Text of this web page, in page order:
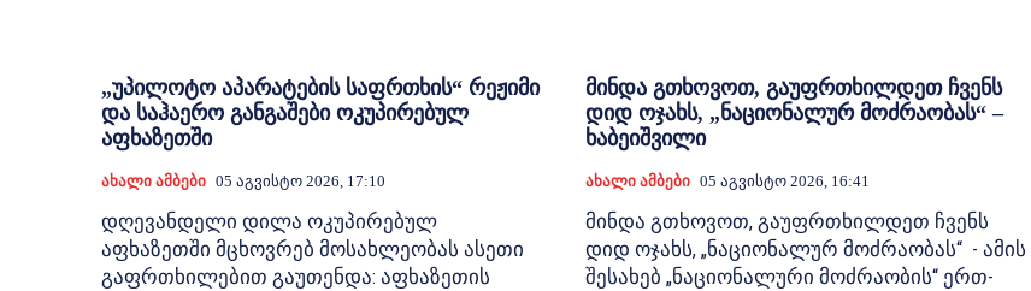
„უპილოტო აპარატების საფრთხის“ რეჟიმი
და საჰაერო განგაშები ოკუპირებულ
აფხაზეთში
Ახალი Ამბები 05 Აგვისტო 2026, 17:10
დღევანდელი დილა ოკუპირებულ
აფხაზეთში მცხოვრებ მოსახლეობას ასეთი
გაფრთხილებით გაუთენდა: აფხაზეთის
მინდა გთხოვოთ, გაუფრთხილდეთ ჩვენს
დიდ ოჯახს, „ნაციონალურ მოძრაობას“ –
ხაბეიშვილი
Ახალი Ამბები 05 Აგვისტო 2026, 16:41
მინდა გთხოვოთ, გაუფრთხილდეთ ჩვენს
დიდ ოჯახს, „ნაციონალურ მოძრაობას“ - ამის
შესახებ „ნაციონალური მოძრაობის“ ერთ-